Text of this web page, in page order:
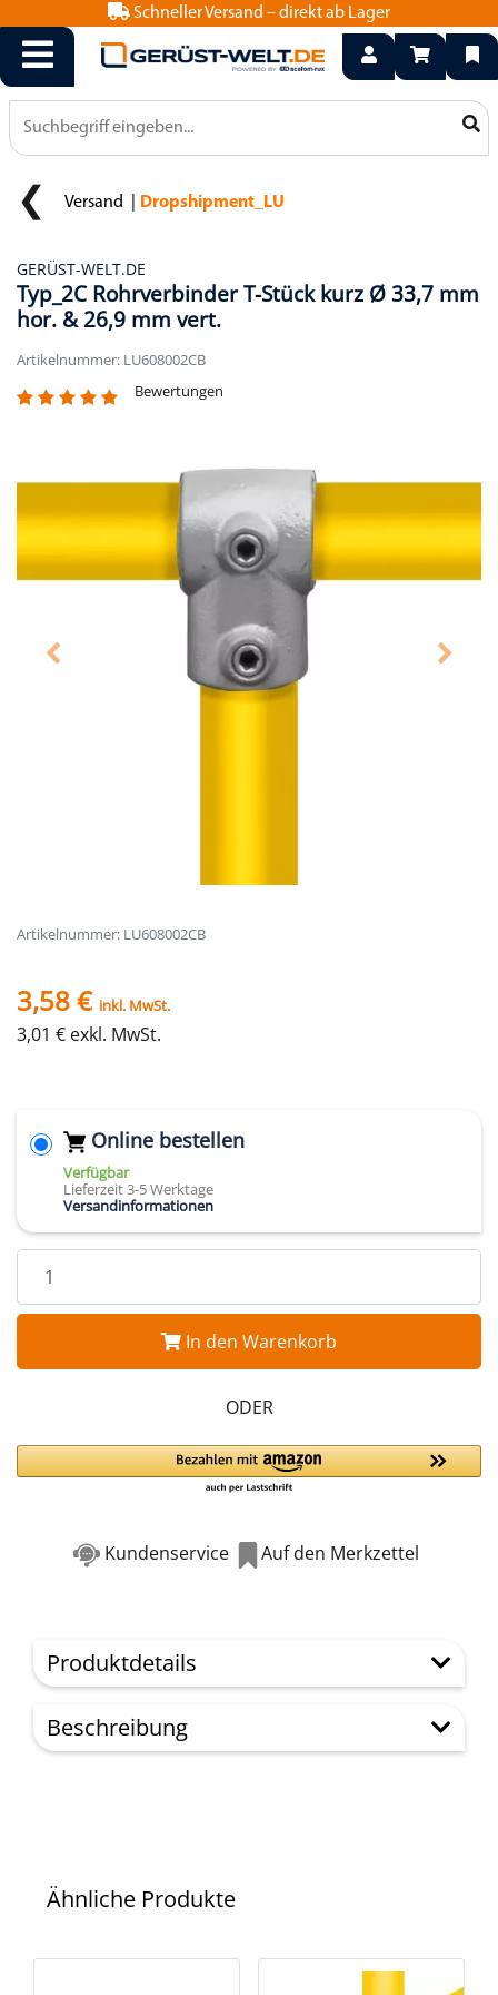
Schneller Versand – direkt ab Lager
0800 15 50 550
info@geruest-welt.de
Versand Dropshipment_LU
GERÜST-WELT.DE
Typ_2C Rohrverbinder T-Stück kurz Ø 33,7 mm
hor. & 26,9 mm vert.
Artikelnummer: LU608002CB
Bewertungen
Artikelnummer: LU608002CB
3,58 € inkl. MwSt.
3,01 € exkl. MwSt.
Online bestellen
Verfügbar
Lieferzeit 3-5 Werktage
Versandinformationen
In den Warenkorb
ODER
Kundenservice Auf den Merkzettel
Produktdetails
Beschreibung
Ähnliche Produkte